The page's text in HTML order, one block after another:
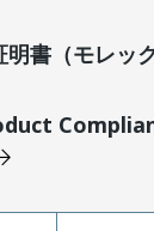
書（モレッ